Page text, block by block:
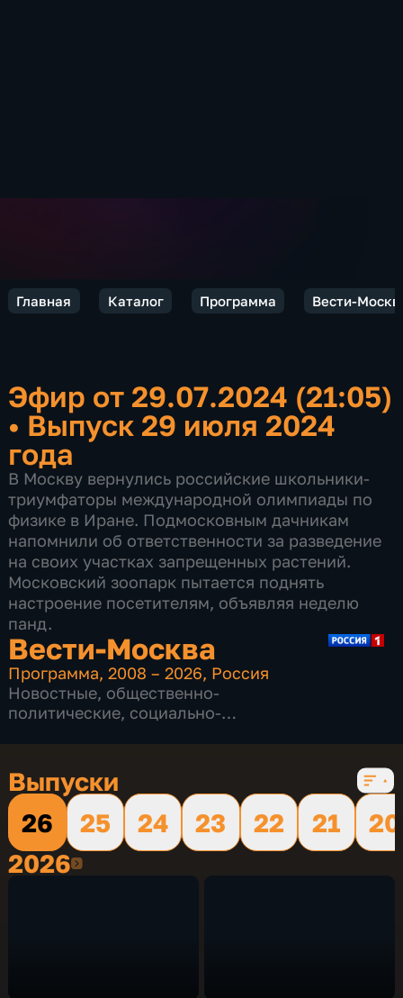
Главная Каталог Программа Вести-
Эфир от 29.07.2024 (21:05)
• Выпуск 29 июля 2024
года
В Москву вернулись российские школьники-
триумфаторы международной олимпиады по
физике в Иране. Подмосковным дачникам
напомнили об ответственности за разведение
на своих участках запрещенных растений.
Московский зоопарк пытается поднять
настроение посетителям, объявляя неделю
панд.
Вести-Москва
Программа,2008 – 2026, Россия
Новостные, общественно-
политические, социально-
Выпуски
26
25 24 23 22 21
20
20262026